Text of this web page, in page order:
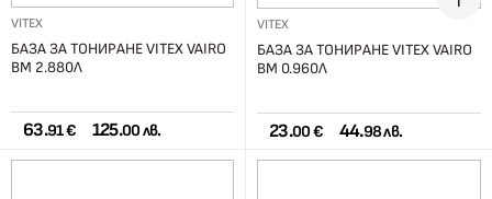
VITEX
БАЗА ЗА ТОНИРАНЕ VITEX VAIRO
BM 2.880Л
63.91 € 125.00 лв.
VITEX
БАЗА ЗА ТОНИРАНЕ VITEX VAIRO
BM 0.960Л
23.00 € 44.98 лв.